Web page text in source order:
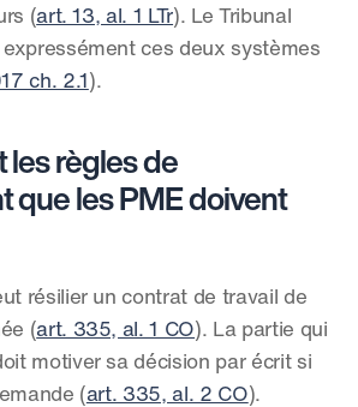
(art. 13, al. 1 LTr). Le Tribunal
ces deux systèmes
ch. 2.1 ).
les règles de
que les PME doivent
résilier un contrat de travail de
(art. 335, al. 1 CO). La partie qui
motiver sa décision par écrit si
(art. 335, al. 2 CO).